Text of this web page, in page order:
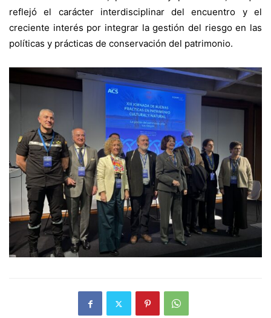
reflejó el carácter interdisciplinar del encuentro y el
creciente interés por integrar la gestión del riesgo en las
políticas y prácticas de conservación del patrimonio.